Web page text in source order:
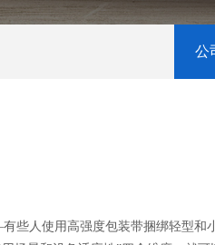
公
人使用高强度包装带捆绑轻型和